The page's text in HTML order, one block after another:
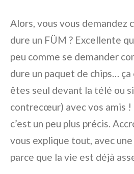
Alors, vous vous demandez
dure un FÜM ? Excellente
peu comme se demander
dure un paquet de chips… ça
êtes seul devant la télé ou
contrecœur) avec vos amis !
c’est un peu plus précis.
vous explique tout, avec une
parce que la vie est déjà